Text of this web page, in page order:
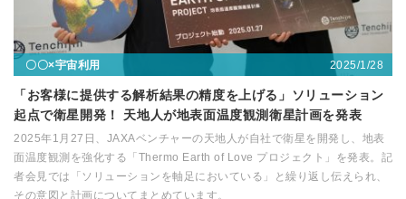
〇〇×宇宙利用 2025/1/28
「お客様に提供する解析結果の精度を上げる」ソリューション
起点で衛星開発！ 天地人が地表面温度観測衛星計画を発表
2025年1月27日、JAXAベンチャーの天地人が自社で衛星を開発し、地表
面温度観測を強化する「Thermo Earth of Love プロジェクト」を発表。記
者会見では「ソリューションを軸足においている」と繰り返し伝えられ、
その意図と計画についてまとめています。